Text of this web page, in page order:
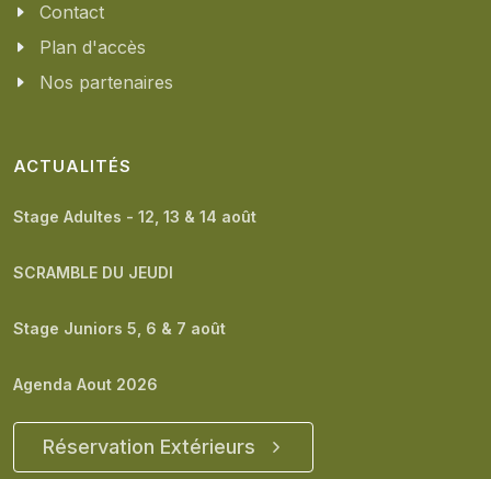
Contact
Plan d'accès
Nos partenaires
ACTUALITÉS
Stage Adultes - 12, 13 & 14 août
SCRAMBLE DU JEUDI
Stage Juniors 5, 6 & 7 août
Agenda Aout 2026
Réservation Extérieurs